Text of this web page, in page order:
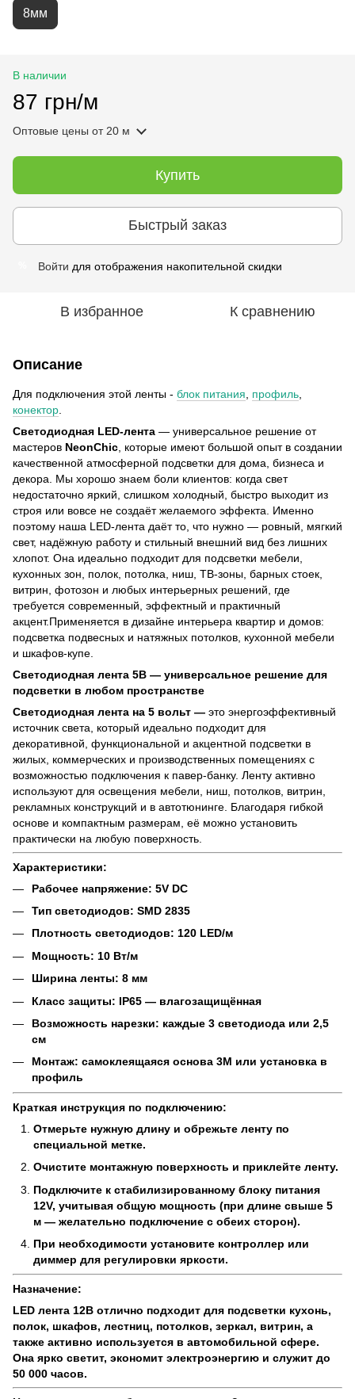
8мм
В наличии
87 грн/м
Оптовые цены от 20 м
Купить
Быстрый заказ
Войти для отображения накопительной скидки
В избранное К сравнению
Описание
Для подключения этой ленты - блок питания профиль
конектор
Светодиодная LED-лента — универсальное решение от
мастеров NeonChic , которые имеют большой опыт в создании
качественной атмосферной подсветки для дома, бизнеса и
декора. Мы хорошо знаем боли клиентов: когда свет
недостаточно яркий, слишком холодный, быстро выходит из
строя или вовсе не создаёт желаемого эффекта. Именно
поэтому наша LED-лента даёт то, что нужно — ровный, мягкий
свет, надёжную работу и стильный внешний вид без лишних
хлопот. Она идеально подходит для подсветки мебели,
кухонных зон, полок, потолка, ниш, ТВ-зоны, барных стоек,
витрин, фотозон и любых интерьерных решений, где
требуется современный, эффектный и практичный
акцент.Применяется в дизайне интерьера квартир и домов:
подсветка подвесных и натяжных потолков, кухонной мебели
и шкафов-купе.
Светодиодная лента 5В — универсальное решение для
подсветки в любом пространстве
Светодиодная лента на 5 вольт — это энергоэффективный
источник света, который идеально подходит для
декоративной, функциональной и акцентной подсветки в
жилых, коммерческих и производственных помещениях с
возможностью подключения к павер-банку. Ленту активно
используют для освещения мебели, ниш, потолков, витрин,
рекламных конструкций и в автотюнинге. Благодаря гибкой
основе и компактным размерам, её можно установить
практически на любую поверхность.
Характеристики:
Рабочее напряжение: 5V DC
Тип светодиодов: SMD 2835
Плотность светодиодов: 120 LED/м
Мощность: 10 Вт/м
Ширина ленты: 8 мм
Класс защиты: IP65 — влагозащищённая
Возможность нарезки: каждые 3 светодиода или 2,5
см
Монтаж: самоклеящаяся основа 3M или установка в
профиль
Краткая инструкция по подключению:
Отмерьте нужную длину и обрежьте ленту по
специальной метке.
Очистите монтажную поверхность и приклейте ленту.
Подключите к стабилизированному блоку питания
12V, учитывая общую мощность (при длине свыше 5
м — желательно подключение с обеих сторон).
При необходимости установите контроллер или
диммер для регулировки яркости.
Назначение:
LED лента 12В отлично подходит для подсветки кухонь,
полок, шкафов, лестниц, потолков, зеркал, витрин, а
также активно используется в автомобильной сфере.
Она ярко светит, экономит электроэнергию и служит до
50 000 часов.